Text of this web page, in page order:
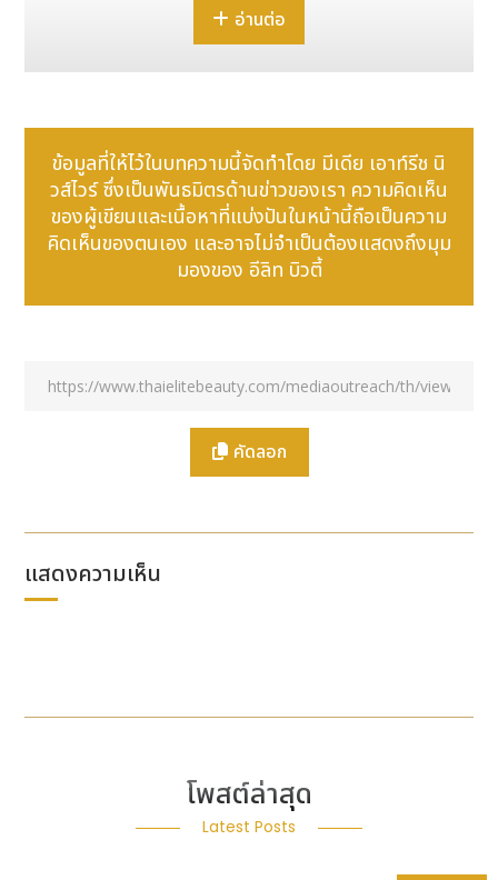
ตนแบบไร้รหัสผ่านและข้อมูลชีวมิติตามมาตรฐาน FIDO
เพื่อช่วยให้องค์กรยกระดับการป้องกันและรับมือกับภัย
คุกคามทางไซเบอร์ได้อย่างมีประสิทธิภาพ
ผู้บริหารจาก WebComm และ ASUS ประเทศไทย ร่วม
ประเทศไทย; Samson Hu, Co-CEO, ASUS; และ Jun
ASUS ExpertBook Ultra ที่เพิ่งเปิดตัวใหม่ มาพร้อม
ทำงานกับแพลตฟอร์มการยืนยันตัวตนแบบไร้รหัสผ่าน
OETH หรืออุปกรณ์ยืนยันตัวตนด้วยลายนิ้วมือ AI
ในช่วงที่ผ่านมา ประเทศไทยได้เร่งขับเคลื่อนการพัฒนา
ด้านความมั่นคงปลอดภัยไซเบอร์ในภาครัฐ ภาคการศึกษา
ภาคการเงิน และภาคธุรกิจ โดยหน่วยงานภาครัฐ อาทิ
อ่านต่อ
ข้อมูลที่ให้ไว้ในบทความนี้จัดทำโดย มีเดีย เอาท์รีช นิ
วส์ไวร์ ซึ่งเป็นพันธมิตรด้านข่าวของเรา ความคิดเห็น
ของผู้เขียนและเนื้อหาที่แบ่งปันในหน้านี้ถือเป็นความ
คิดเห็นของตนเอง และอาจไม่จำเป็นต้องแสดงถึงมุม
มองของ อีลิท บิวตี้
คัดลอก
แสดงความเห็น
โพสต์ล่าสุด
Latest Posts